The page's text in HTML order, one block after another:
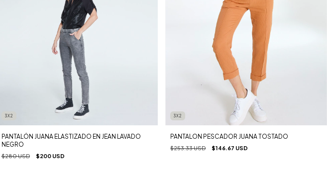
3X2
PANTALÓN JUANA ELASTIZADO EN JEAN LAVADO
NEGRO
$280 USD $200 USD
3X2
PANTALON PESCADOR JUANA TOSTADO
$253.33 USD $146.67 USD